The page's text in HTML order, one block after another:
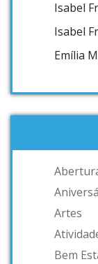
Isabel
Isabel
Emília
Artes
Bem